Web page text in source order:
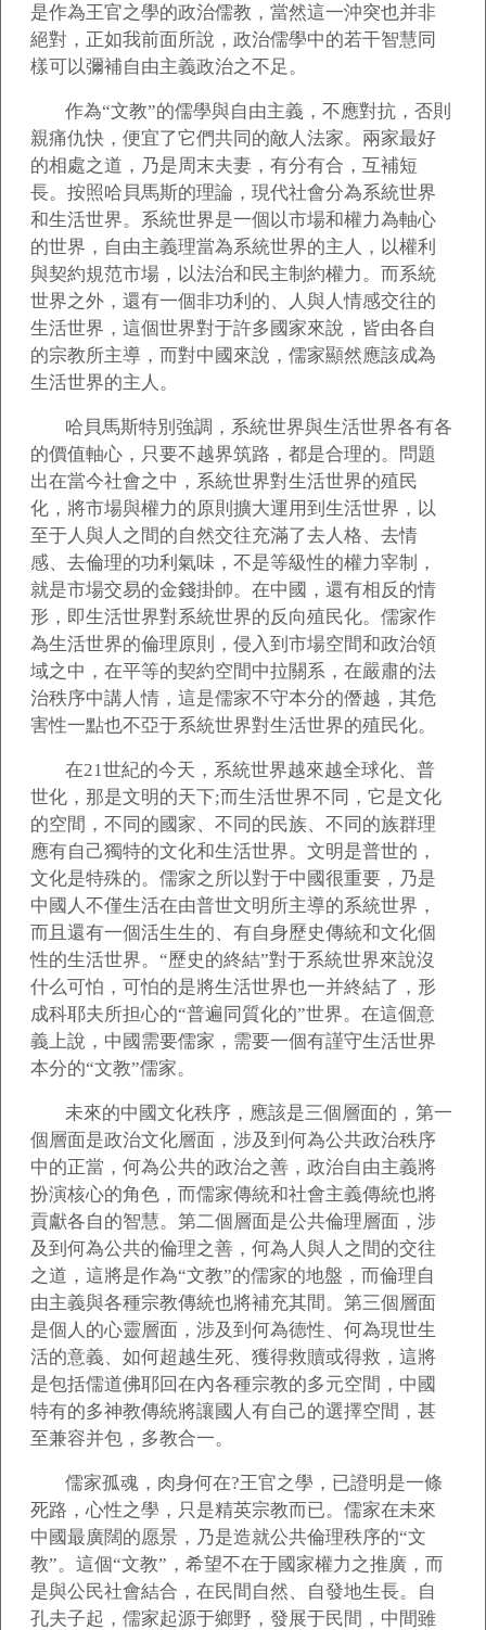
是作為王官之學的政治儒教，當然這一沖突也并非
絕對，正如我前面所說，政治儒學中的若干智慧同
樣可以彌補自由主義政治之不足。
作為“文教”的儒學與自由主義，不應對抗，否則
親痛仇快，便宜了它們共同的敵人法家。兩家最好
的相處之道，乃是周末夫妻，有分有合，互補短
長。按照哈貝馬斯的理論，現代社會分為系統世界
和生活世界。系統世界是一個以市場和權力為軸心
的世界，自由主義理當為系統世界的主人，以權利
與契約規范市場，以法治和民主制約權力。而系統
世界之外，還有一個非功利的、人與人情感交往的
生活世界，這個世界對于許多國家來說，皆由各自
的宗教所主導，而對中國來說，儒家顯然應該成為
生活世界的主人。
哈貝馬斯特別強調，系統世界與生活世界各有各
的價值軸心，只要不越界筑路，都是合理的。問題
出在當今社會之中，系統世界對生活世界的殖民
化，將市場與權力的原則擴大運用到生活世界，以
至于人與人之間的自然交往充滿了去人格、去情
感、去倫理的功利氣味，不是等級性的權力宰制，
就是市場交易的金錢掛帥。在中國，還有相反的情
形，即生活世界對系統世界的反向殖民化。儒家作
為生活世界的倫理原則，侵入到市場空間和政治領
域之中，在平等的契約空間中拉關系，在嚴肅的法
治秩序中講人情，這是儒家不守本分的僭越，其危
害性一點也不亞于系統世界對生活世界的殖民化。
在21世紀的今天，系統世界越來越全球化、普
世化，那是文明的天下;而生活世界不同，它是文化
的空間，不同的國家、不同的民族、不同的族群理
應有自己獨特的文化和生活世界。文明是普世的，
文化是特殊的。儒家之所以對于中國很重要，乃是
中國人不僅生活在由普世文明所主導的系統世界，
而且還有一個活生生的、有自身歷史傳統和文化個
性的生活世界。“歷史的終結”對于系統世界來說沒
什么可怕，可怕的是將生活世界也一并終結了，形
成科耶夫所担心的“普遍同質化的”世界。在這個意
義上說，中國需要儒家，需要一個有謹守生活世界
本分的“文教”儒家。
未來的中國文化秩序，應該是三個層面的，第一
個層面是政治文化層面，涉及到何為公共政治秩序
中的正當，何為公共的政治之善，政治自由主義將
扮演核心的角色，而儒家傳統和社會主義傳統也將
貢獻各自的智慧。第二個層面是公共倫理層面，涉
及到何為公共的倫理之善，何為人與人之間的交往
之道，這將是作為“文教”的儒家的地盤，而倫理自
由主義與各種宗教傳統也將補充其間。第三個層面
是個人的心靈層面，涉及到何為德性、何為現世生
活的意義、如何超越生死、獲得救贖或得救，這將
是包括儒道佛耶回在內各種宗教的多元空間，中國
特有的多神教傳統將讓國人有自己的選擇空間，甚
至兼容并包，多教合一。
儒家孤魂，肉身何在?王官之學，已證明是一條
死路，心性之學，只是精英宗教而已。儒家在未來
中國最廣闊的愿景，乃是造就公共倫理秩序的“文
教”。這個“文教”，希望不在于國家權力之推廣，而
是與公民社會結合，在民間自然、自發地生長。自
孔夫子起，儒家起源于鄉野，發展于民間，中間雖